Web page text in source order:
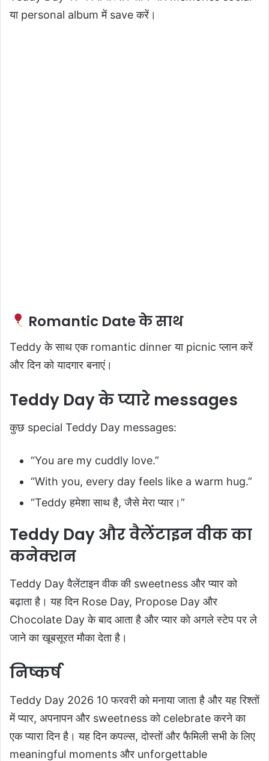
या personal album में save करें।
Romantic Date के साथ
Teddy के साथ एक romantic dinner या picnic प्लान करें
और दिन को यादगार बनाएं।
Teddy Day के प्यारे messages
कुछ special Teddy Day messages:
“You are my cuddly love.”
“With you, every day feels like a warm hug.”
“Teddy हमेशा साथ है, जैसे मेरा प्यार।”
Teddy Day और वैलेंटाइन वीक का
कनेक्शन
Teddy Day वैलेंटाइन वीक की sweetness और प्यार को
बढ़ाता है। यह दिन Rose Day, Propose Day और
Chocolate Day के बाद आता है और प्यार को अगले स्टेप पर ले
जाने का खूबसूरत मौका देता है।
निष्कर्ष
Teddy Day 2026 10 फरवरी को मनाया जाता है और यह रिश्तों
में प्यार, अपनापन और sweetness को celebrate करने का
एक प्यारा दिन है। यह दिन कपल्स, दोस्तों और फैमिली सभी के लिए
meaningful moments और unforgettable